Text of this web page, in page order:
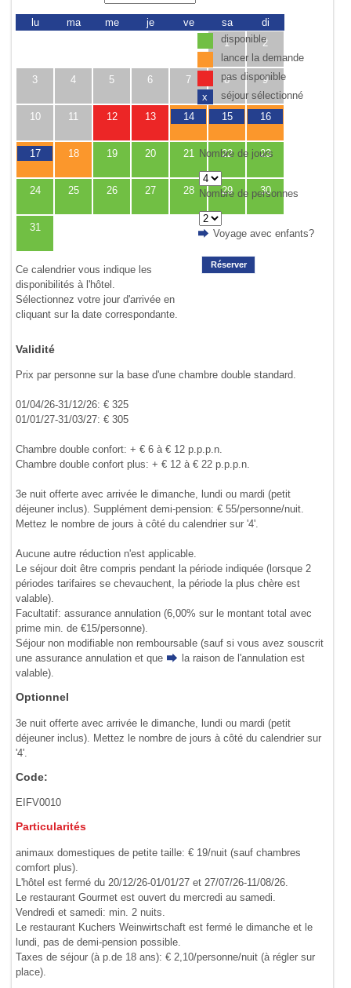
lu ma me je ve sa
di
1
2
3 4 5 6 7 8 9
10 11 12 13 14 15 16
17 18 19 20 21 22 23
24 25 26 27 28 29 30
31
Ce calendrier vous indique les
disponibilités à l'hôtel.
Sélectionnez votre jour d'arrivée en
cliquant sur la date correspondante.
disponible
lancer la demande
pas disponible
x
séjour sélectionné
Nombre de jours
Nombre de personnes
Voyage avec enfants?
Réserver
Validité
Prix par personne sur la base d'une chambre double standard.
01/04/26-31/12/26: € 325
01/01/27-31/03/27: € 305
Chambre double confort: + € 6 à € 12 p.p.p.n.
Chambre double confort plus: + € 12 à € 22 p.p.p.n.
3e nuit offerte avec arrivée le dimanche, lundi ou mardi (petit
déjeuner inclus). Supplément demi-pension: € 55/personne/nuit.
Mettez le nombre de jours à côté du calendrier sur '4'.
Aucune autre réduction n'est applicable.
Le séjour doit être compris pendant la période indiquée (lorsque 2
périodes tarifaires se chevauchent, la période la plus chère est
valable).
Facultatif: assurance annulation (6,00% sur le montant total avec
prime min. de €15/personne).
Séjour non modifiable non remboursable (sauf si vous avez souscrit
une assurance annulation et que
la raison de l'annulation est
valable).
Optionnel
3e nuit offerte avec arrivée le dimanche, lundi ou mardi (petit
déjeuner inclus). Mettez le nombre de jours à côté du calendrier sur
'4'.
Code:
EIFV0010
Particularités
animaux domestiques de petite taille: € 19/nuit (sauf chambres
comfort plus).
L'hôtel est fermé du 20/12/26-01/01/27 et 27/07/26-11/08/26.
Le restaurant Gourmet est ouvert du mercredi au samedi.
Vendredi et samedi: min. 2 nuits.
Le restaurant Kuchers Weinwirtschaft est fermé le dimanche et le
lundi, pas de demi-pension possible.
Taxes de séjour (à p.de 18 ans): € 2,10/personne/nuit (à régler sur
place).